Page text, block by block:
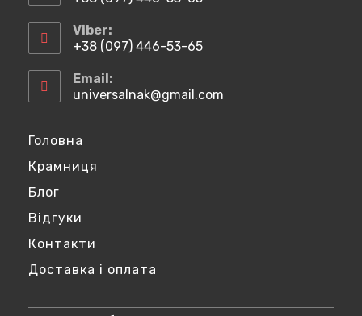
у
вашому
Viber:
+38 (097) 446-53-65
у
вашому
Email:
universalnak@gmail.com
Головна
Крамниця
Блог
Відгуки
Контакти
Доставка і оплата